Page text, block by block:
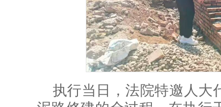
执行当日，法院特邀人大